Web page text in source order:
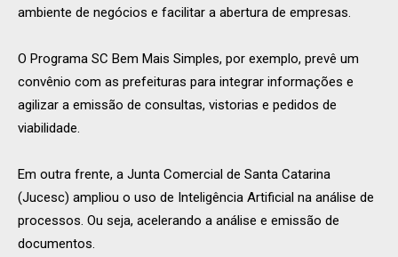
ambiente de negócios e facilitar a abertura de empresas.
O Programa SC Bem Mais Simples, por exemplo, prevê um
convênio com as prefeituras para integrar informações e
agilizar a emissão de consultas, vistorias e pedidos de
viabilidade.
Em outra frente, a Junta Comercial de Santa Catarina
(Jucesc) ampliou o uso de Inteligência Artificial na análise de
processos. Ou seja, acelerando a análise e emissão de
documentos.